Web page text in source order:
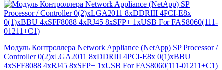
Модуль Контроллера Network Appliance (NetApp) SP Processor /
Controller 0(2)xLGA2011 8xDDRIII 4PCI-E8x 0(1)xBBU
4xSFF8088 4xRJ45 8xSFP+ 1xUSB For FAS8060(111-01211+С1)